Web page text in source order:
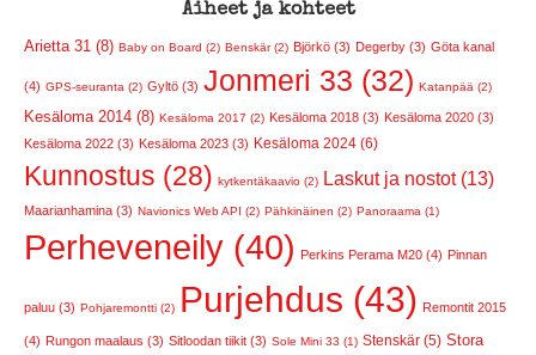
Aiheet ja kohteet
Arietta 31 (8) Baby on Board (2) Benskär (2) Björkö (3) Degerby (3) Göta kanal
(4) GPS-seuranta (2) Gyltö (3) Jonmeri 33 (32) Katanpää (2)
Kesäloma 2014 (8) Kesäloma 2017 (2) Kesäloma 2018 (3) Kesäloma 2020 (3)
Kesäloma 2022 (3) Kesäloma 2023 (3) Kesäloma 2024 (6)
Kunnostus (28) kytkentäkaavio (2) Laskut ja nostot (13)
Maarianhamina (3) Navionics Web API (2) Pähkinäinen (2) Panoraama (1)
Perheveneily (40) Perkins Perama M20 (4) Pinnan
paluu (3) Pohjaremontti (2) Purjehdus (43) Remontit 2015
(4) Rungon maalaus (3) Sitloodan tiikit (3) Sole Mini 33 (1) Stenskär (5) Stora